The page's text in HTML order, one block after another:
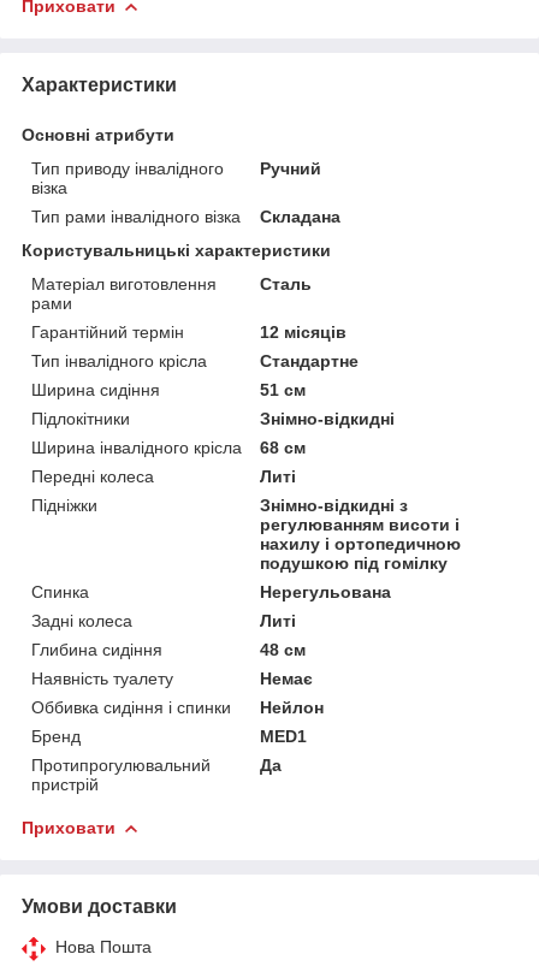
Приховати
Характеристики
Основні атрибути
Тип приводу інвалідного
візка
Ручний
Тип рами інвалідного візка
Складана
Користувальницькі характеристики
Матеріал виготовлення
рами
Сталь
Гарантійний термін
12 місяців
Тип інвалідного крісла
Стандартне
Ширина сидіння
51 см
Підлокітники
Знімно-відкидні
Ширина інвалідного крісла
68 см
Передні колеса
Литі
Підніжки
Знімно-відкидні з
регулюванням висоти і
нахилу і ортопедичною
подушкою під гомілку
Спинка
Нерегульована
Задні колеса
Литі
Глибина сидіння
48 см
Наявність туалету
Немає
Оббивка сидіння і спинки
Нейлон
Бренд
MED1
Протипрогулювальний
пристрій
Да
Приховати
Умови доставки
Нова Пошта